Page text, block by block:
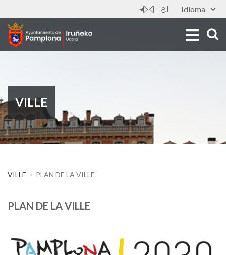
au
contenu
principal
Idioma
Outils
VILLE
VILLE PLAN DE LA VILLE
PLAN DE LA VILLE
Imagen